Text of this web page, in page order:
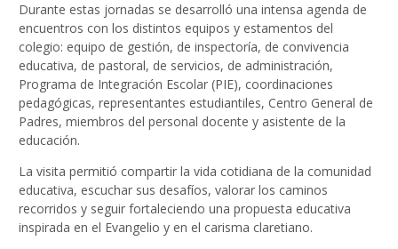
Durante estas jornadas se desarrolló una intensa agenda de
encuentros con los distintos equipos y estamentos del
colegio: equipo de gestión, de inspectoría, de convivencia
educativa, de pastoral, de servicios, de administración,
Programa de Integración Escolar (PIE), coordinaciones
pedagógicas, representantes estudiantiles, Centro General de
Padres, miembros del personal docente y asistente de la
educación.
La visita permitió compartir la vida cotidiana de la comunidad
educativa, escuchar sus desafíos, valorar los caminos
recorridos y seguir fortaleciendo una propuesta educativa
inspirada en el Evangelio y en el carisma claretiano.